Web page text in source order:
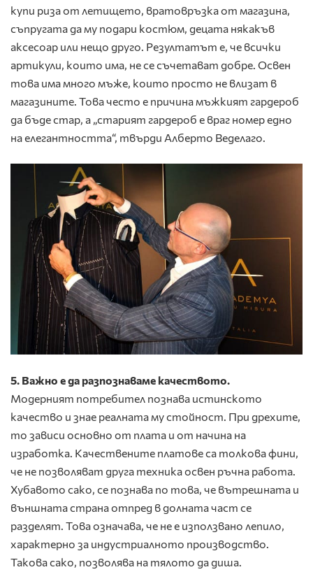
купи риза от летището, вратовръзка от магазина,
съпругата да му подари костюм, децата някакъв
аксесоар или нещо друго. Резултатът е, че всички
артикули, които има, не се съчетават добре. Освен
това има много мъже, които просто не влизат в
магазините. Това често е причина мъжкият гардероб
да бъде стар, а „старият гардероб е враг номер едно
на елегантността“, твърди Алберто Веделаго.
5. Важно е да разпознаваме качеството.
Модерният потребител познава истинското
качество и знае реалната му стойност. При дрехите,
то зависи основно от плата и от начина на
изработка. Качествените платове са толкова фини,
че не позволяват друга техника освен ръчна работа.
Хубавото сако, се познава по това, че вътрешната и
външната страна отпред в долната част се
разделят. Това означава, че не е използвано лепило,
характерно за индустриалното производство.
Такова сако, позволява на тялото да диша.